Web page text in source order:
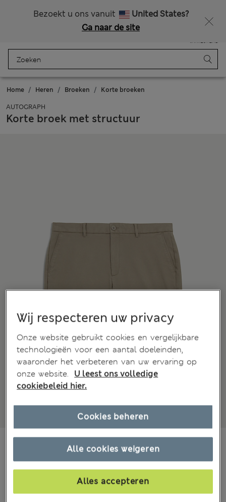
Bezoekt u ons vanuit
United States?
Ga naar de site
Winkelmand
Home Heren Broeken Korte broeken
AUTOGRAPH
Korte broek met structuur
9 Beoordelingen
€35,00-€47,00
Alle prijzen zijn inclusief btw en invoerrechten
Wij respecteren uw privacy
Onze website gebruikt cookies en vergelijkbare
technologieën voor een aantal doeleinden,
waaronder het verbeteren van uw ervaring op
onze website.
U leest ons volledige
cookiebeleid hier.
Alle cookies weigeren
Alles accepteren
Cookies beheren